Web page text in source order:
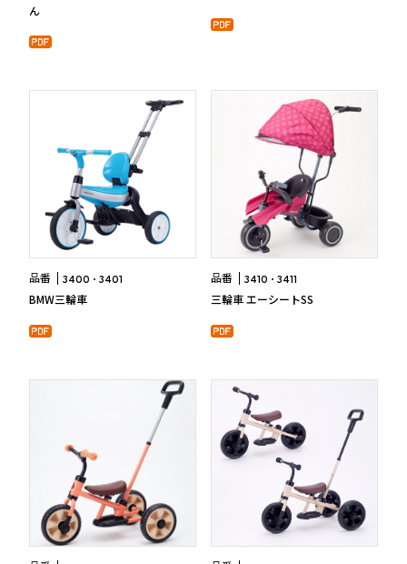
ん
品番 3400 3401
BMW三輪車
品番 3410 3411
三輪車 エーシートSS